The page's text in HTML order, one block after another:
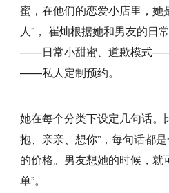
蜜，在他们的恋爱小店里，她
人”， 崔灿根据她和男友的日
——日常小甜蜜、道歉模式
——私人定制预约。
她在每个分类下设定几句话。
抱、亲亲、想你”，每句话都
的价格。男友想她的时候，就
单”。